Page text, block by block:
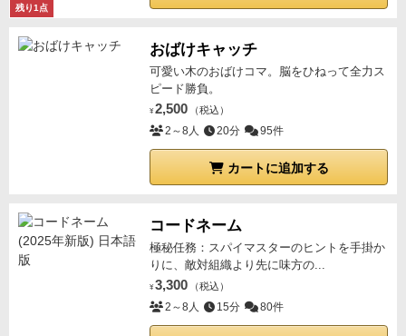
残り1点
おばけキャッチ
可愛い木のおばけコマ。脳をひねって全力ス
ピード勝負。
¥ 2,500 （税込）
2～8人 20分 95件
カートに追加する
コードネーム
極秘任務：スパイマスターのヒントを手掛か
りに、敵対組織より先に味方の...
¥ 3,300 （税込）
2～8人 15分 80件